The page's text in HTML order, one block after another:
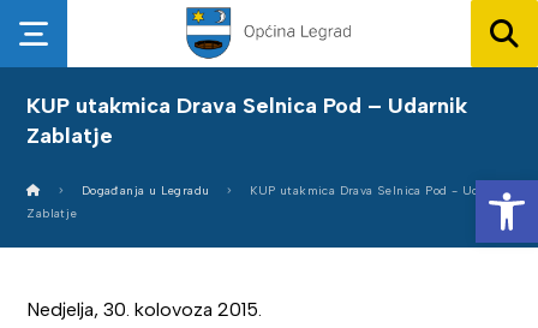
KUP utakmica Drava Selnica Pod – Udarnik
Zablatje
Događanja u Legradu
KUP utakmica Drava Selnica Pod - Udarnik
Zablatje
Nedjelja, 30. kolovoza 2015.